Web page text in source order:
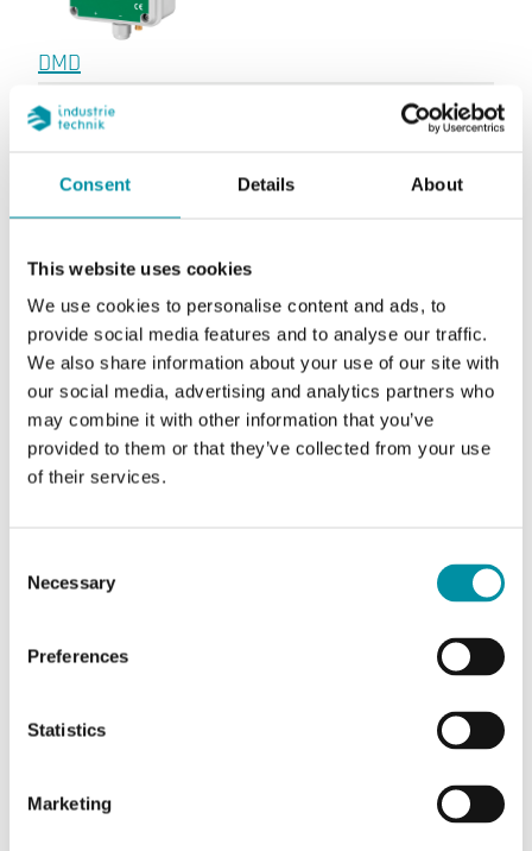
Consent Details About
This website uses cookies
We use cookies to personalise content and ads, to
provide social media features and to analyse our traffic.
We also share information about your use of our site with
our social media, advertising and analytics partners who
may combine it with other information that you’ve
provided to them or that they’ve collected from your use
of their services.
Selection
Necessary
Preferences
Statistics
Marketing
DMD
Uscita sensore
0–10V, 4–20mA
Sensore di pressione, intervallo
Caratteristiche
Caratteristiche di
50/60Hz / 21...27 V DC), 5.0
Grado di
condensa)